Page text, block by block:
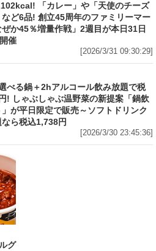
「カレー」や「天使のチーズ
ど6品! 創立45周年のファミリーマー
ぜか45％増量作戦」2週目が本日31日
催
[2026/3/31 09:30:29]
べる鍋＋2hアルコール飲み放題で税
! しゃぶしゃぶ温野菜の新提案「鍋飲
が平日限定で販売～ソフトドリンク
ら税込1,738円
[2026/3/30 23:45:36]
グ